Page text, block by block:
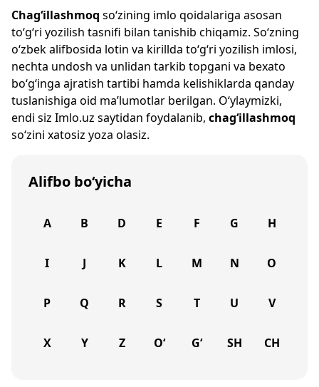
Chag‘illashmoq so‘zining imlo qoidalariga asosan
to‘g‘ri yozilish tasnifi bilan tanishib chiqamiz. So‘zning
o‘zbek alifbosida lotin va kirillda to‘g‘ri yozilish imlosi,
nechta undosh va unlidan tarkib topgani va bexato
bo‘g‘inga ajratish tartibi hamda kelishiklarda qanday
tuslanishiga oid ma’lumotlar berilgan. O‘ylaymizki,
endi siz Imlo.uz saytidan foydalanib, chag‘illashmoq
so‘zini xatosiz yoza olasiz.
Alifbo bo‘yicha
A B D E F G H
I J K L M N O
P Q R S T U V
X Y Z O‘ G‘ SH CH